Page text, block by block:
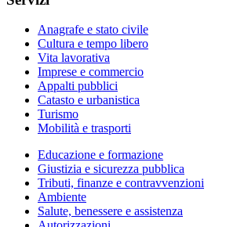
Anagrafe e stato civile
Cultura e tempo libero
Vita lavorativa
Imprese e commercio
Appalti pubblici
Catasto e urbanistica
Turismo
Mobilità e trasporti
Educazione e formazione
Giustizia e sicurezza pubblica
Tributi, finanze e contravvenzioni
Ambiente
Salute, benessere e assistenza